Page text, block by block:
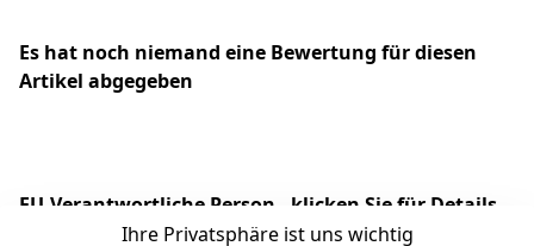
Es hat noch niemand eine Bewertung für diesen
Artikel abgegeben
EU-Verantwortliche Person - klicken Sie für Details
Ihre Privatsphäre ist uns wichtig